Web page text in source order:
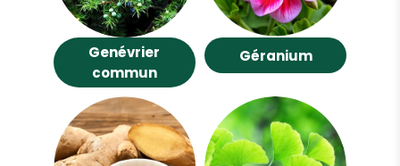
Genévrier
commun
Géranium